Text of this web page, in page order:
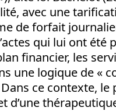
avec une
de forfait
qui lui ont été
financier, les
une logique de «
ce contexte, le
d’une